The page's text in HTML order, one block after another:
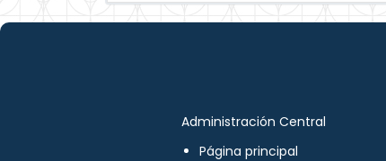
Administración Central
Página principal